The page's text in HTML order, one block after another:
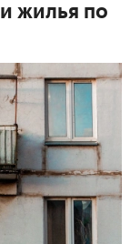
жилья по